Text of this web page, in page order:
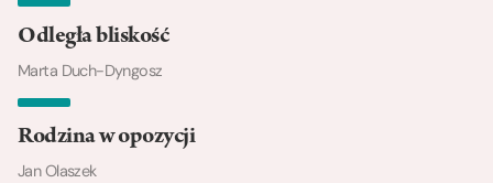
Odległa bliskość
Marta Duch-Dyngosz
Rodzina w opozycji
Jan Olaszek